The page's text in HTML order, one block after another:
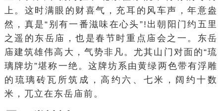
上。这时满眼的财喜气，充耳的风车声，年意盎
然，真是“别有一番滋味在心头”!出朝阳门约五里
之遥的东岳庙，也是春节时重点庙会之一。东岳
庙建筑雄伟高大，气势非凡。尤其山门对面的“琉
璃牌坊”堪称一绝。这牌坊系由黄绿两色带有浮雕
的琉璃砖瓦所筑成，高约六、七米，阔约十数
米，兀立在东岳庙前。